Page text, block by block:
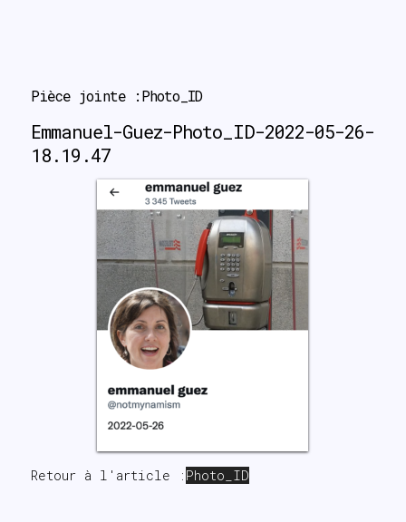
Pièce jointe :Photo_ID
Emmanuel-Guez-Photo_ID-2022-05-26-
18.19.47
Retour à l'article : Photo_ID